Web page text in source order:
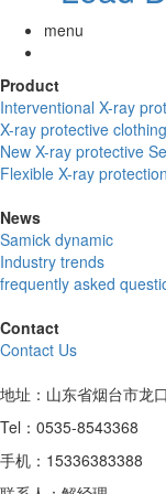
menu
Product
Interventional X-ray
X-ray protective
New X-ray protective
Flexible X-ray
News
Samick dynamic
Industry trends
frequently asked
Contact
Contact Us
地址：山东省烟台市龙
Tel：0535-8543368
手机：15336383388